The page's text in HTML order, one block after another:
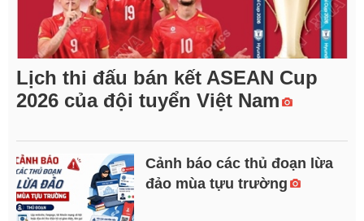
Lịch thi đấu bán kết ASEAN Cup
2026 của đội tuyển Việt Nam
Cảnh báo các thủ đoạn lừa
đảo mùa tựu trường